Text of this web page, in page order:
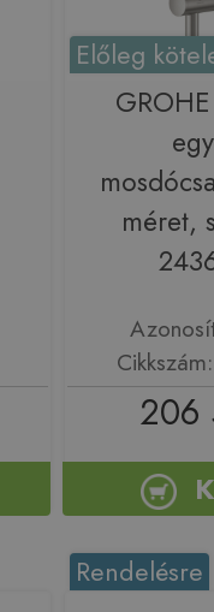
Előleg
méret,
206
Rendelésre